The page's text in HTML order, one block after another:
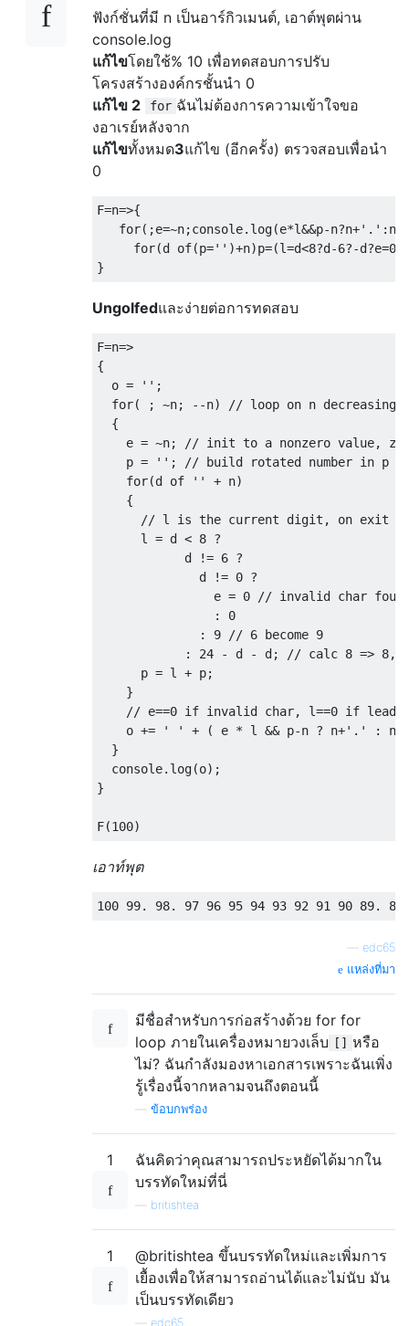
ฟังก์ชั่นที่มี n เป็นอาร์กิวเมนต์, เอาต์พุตผ่าน
console.log
แก้ไขโดยใช้% 10 เพื่อทดสอบการปรับ
โครงสร้างองค์กรชั้นนำ 0
แก้ไข 2
for ฉันไม่ต้องการความเข้าใจขอ
งอาเรย์หลังจาก
แก้ไขทั้งหมด3แก้ไข (อีกครั้ง) ตรวจสอบเพื่อนำ
0
F=n=>{
for(;e=~n;console. log(e*l&&p-n?n+'.' : n
for(d of(p='' )+n)p=(l=d<8?d -6?-d?e=0
}
Ungolfedและง่ายต่อการทดสอบ
F=n=>
{
  o
= '' ;
for( ; ~n; --n)
// loop on n decreasing
{
    e
= ~n;
// init to a nonzero value,
    p
= '' ;
// build rotated number in p
for(d of '' + n)
{
// l is the current digit, on exit
      l
= d < 8 ?
            d
!= 6 ?
              d
!= 0 ?
                e
= 0
// invalid char
:
0
:
9
// 6 become 9
:
24 - d - d ;
// calc 8 => 8,
      p
= l + p;
}
// e==0 if invalid char, l==0 if
    o
+= ' ' + ( e * l && p-n ? n+'.' : n
}
  console
. log(o);
}
F(100)
เอาท์พุต
edc65
แหล่งที่มา
มีชื่อสำหรับการก่อสร้างด้วย for for
loop ภายในเครื่องหมายวงเล็บ
[] หรือ
ไม่? ฉันกำลังมองหาเอกสารเพราะฉันเพิ่ง
รู้เรื่องนี้จากหลามจนถึงตอนนี้
ข้อบกพร่อง
1
ฉันคิดว่าคุณสามารถประหยัดได้มากใน
บรรทัดใหม่ที่นี่
britishtea
1
@britishtea ขึ้นบรรทัดใหม่และเพิ่มการ
เยื้องเพื่อให้สามารถอ่านได้และไม่นับ มัน
เป็นบรรทัดเดียว
edc65